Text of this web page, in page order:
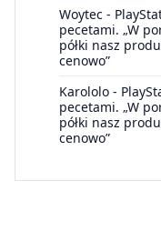
Woytec -
pecetami. „W
półki nasz
cenowo”
Karololo -
pecetami. „W
półki nasz
cenowo”